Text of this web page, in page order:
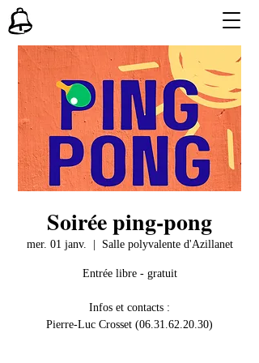
Soirée ping-pong
mer. 01 janv. Salle polyvalente d'Azillanet
Entrée libre - gratuit
Infos et contacts :
Pierre-Luc Crosset (06.31.62.20.30)